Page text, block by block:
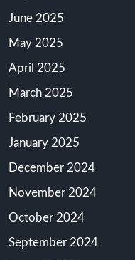
June 2025
May 2025
April 2025
March 2025
February 2025
January 2025
December 2024
November 2024
October 2024
September 2024